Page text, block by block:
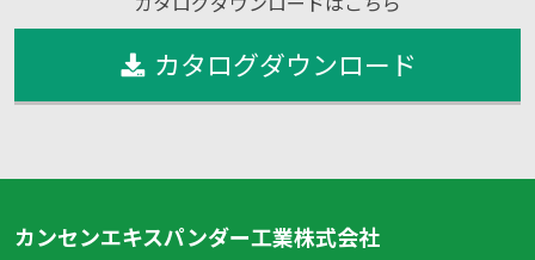
カタログダウンロード
カンセンエキスパンダー工業株式会社